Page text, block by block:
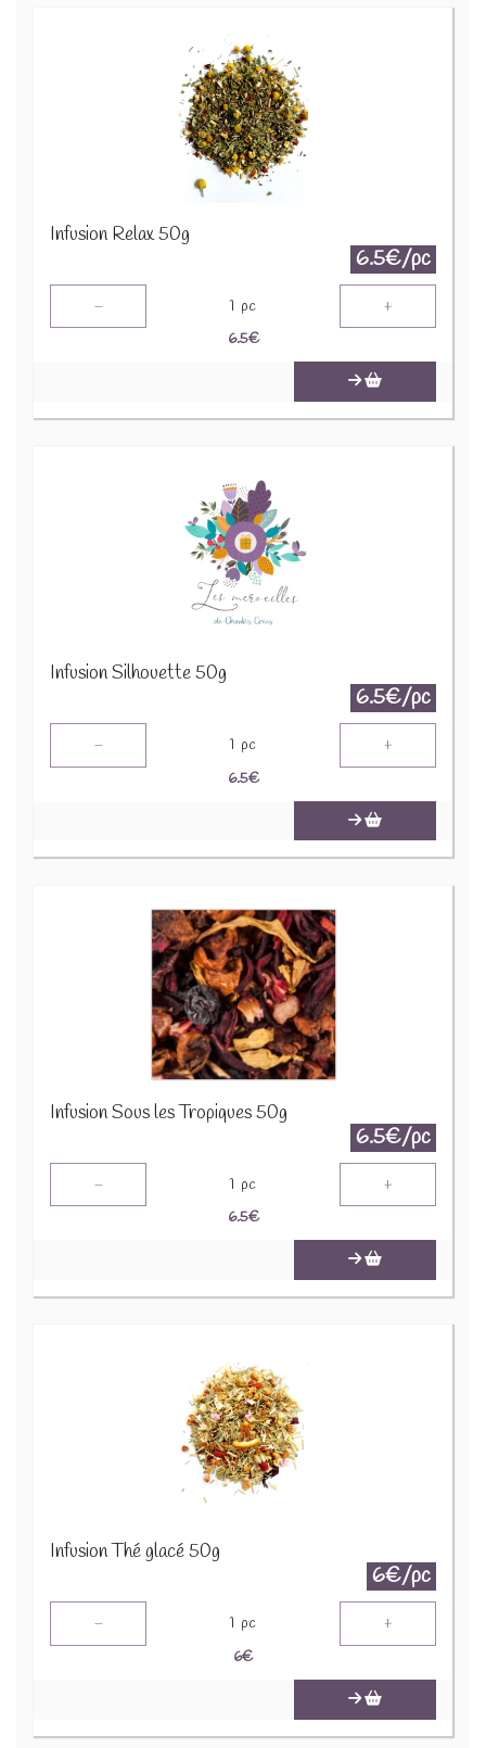
Infusion Relax 50g
6.5€/pc
- 1 pc +
6.5€
Infusion Silhouette 50g
6.5€/pc
- 1 pc +
6.5€
Infusion Sous les Tropiques 50g
6.5€/pc
- 1 pc +
6.5€
Infusion Thé glacé 50g
6€/pc
- 1 pc +
6€